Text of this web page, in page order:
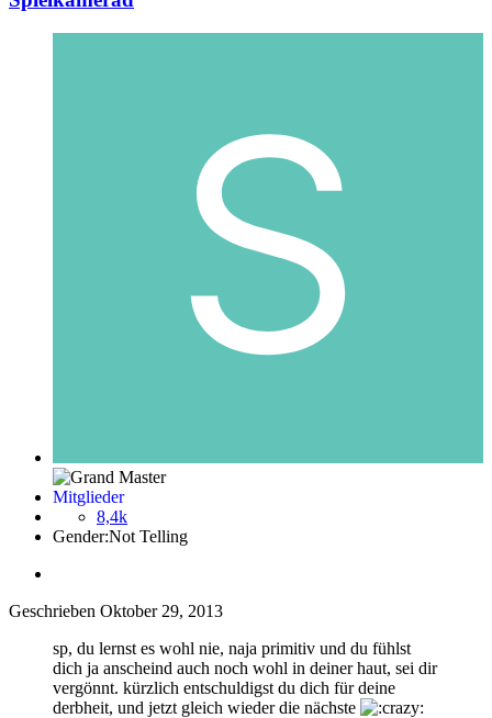
Mitglieder
8,4k
Gender:Not Telling
Geschrieben Oktober 29, 2013
sp, du lernst es wohl nie, naja primitiv und du fühlst
dich ja anscheind auch noch wohl in deiner haut, sei dir
vergönnt. kürzlich entschuldigst du dich für deine
derbheit, und jetzt gleich wieder die nächste